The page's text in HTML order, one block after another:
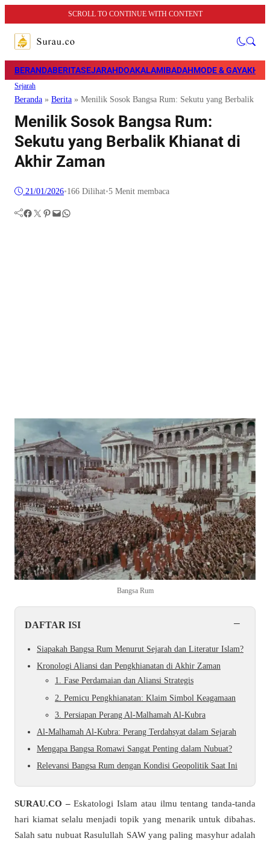
SCROLL TO CONTINUE WITH CONTENT
BERANDABERITASEJARAHDOAKALAMIBADAHMODE & GAYA
Sejarah
Beranda » Berita » Menilik Sosok Bangsa Rum: Sekutu yang Berbalik
Menilik Sosok Bangsa Rum:
Sekutu yang Berbalik Khianat di
Akhir Zaman
21/01/2026•166 Dilihat•5 Menit membaca
Facebook Twitter Pinterest Mail WhatsApp
Bangsa Rum
DAFTAR ISI −
Siapakah Bangsa Rum Menurut Sejarah dan Literatur Islam?
Kronologi Aliansi dan Pengkhianatan di Akhir Zaman
1. Fase Perdamaian dan Aliansi Strategis
2. Pemicu Pengkhianatan: Klaim Simbol Keagamaan
3. Persiapan Perang Al-Malhamah Al-Kubra
Al-Malhamah Al-Kubra: Perang Terdahsyat dalam Sejarah
Mengapa Bangsa Romawi Sangat Penting dalam Nubuat?
Relevansi Bangsa Rum dengan Kondisi Geopolitik Saat Ini
SURAU.CO –Eskatologi Islam atau ilmu tentang tanda-tanda
hari kiamat selalu menjadi topik yang menarik untuk dibahas.
Salah satu nubuat Rasulullah SAW yang paling masyhur adalah